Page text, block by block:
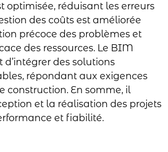
optimisée, réduisant les erreurs
des coûts est améliorée
précoce des problèmes et
des ressources. Le BIM
des solutions
répondant aux exigences
construction. En somme, il
et la réalisation des projets
et fiabilité.